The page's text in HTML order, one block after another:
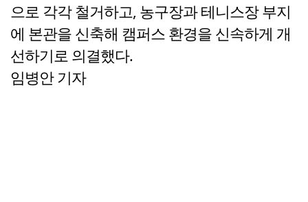
으로 각각 철거하고, 농구장과 테니스장 부지
에 본관을 신축해 캠퍼스 환경을 신속하게 개
선하기로 의결했다.
임병안 기자